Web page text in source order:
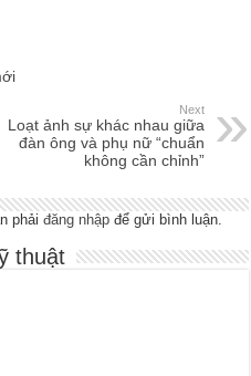
Next
Loạt ảnh sự khác nhau giữa
đàn ông và phụ nữ “chuẩn
không cần chỉnh”
phảiđăng nhập để gửi bình luận.
thuật